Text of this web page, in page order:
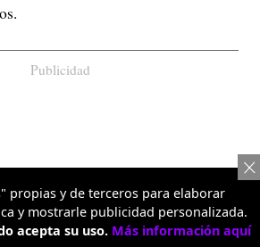
Publicidad
propias y de terceros para elaborar
y mostrarle publicidad personalizada.
acepta su uso. Más información aquí